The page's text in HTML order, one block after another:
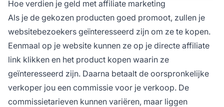
Hoe verdien je geld met affiliate marketing
Als je de gekozen producten goed promoot, zullen je
websitebezoekers geïnteresseerd zijn om ze te kopen.
Eenmaal op je website kunnen ze op je directe affiliate
link klikken en het product kopen waarin ze
geïnteresseerd zijn. Daarna betaalt de oorspronkelijke
verkoper jou een commissie voor je verkoop. De
commissietarieven kunnen variëren, maar liggen